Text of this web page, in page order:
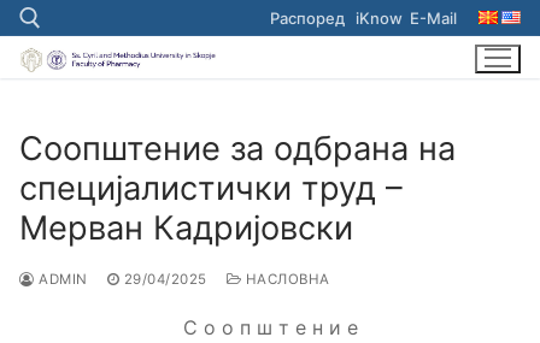
Skip
to
content
Распоред iKnow E-Mail
Соопштение за одбрана на
специјалистички труд –
Мерван Кадријовски
ADMIN 29/04/2025 НАСЛОВНА
С о о п ш т е н и е